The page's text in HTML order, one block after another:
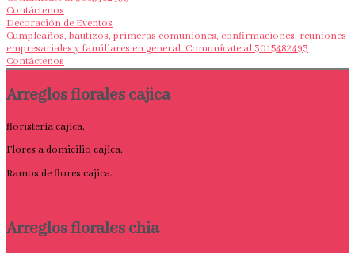
Contáctenos
Decoración de Eventos
Cumpleaños, bautizos, primeras comuniones, confirmaciones, reuniones
empresariales y familiares en general. Comunícate al 3015482493
Contáctenos
Arreglos florales cajica
floristería cajica.
Flores a domicilio cajica.
Ramos de flores cajica.
Arreglos florales chia